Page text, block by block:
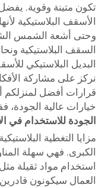
تكون متينة وقوية.
الأسقف البلاستيكية
وحتى أشعة الشمس
السقف البلاستيكية
نركز على مشاركة
قرارات أفضل
خيارات عالية الجودة،
الجودة للاستخدام في
مزايا التغطية
الكبرى. فهي سهلة
استخدام مواد ثقيلة
العمال سيكونون